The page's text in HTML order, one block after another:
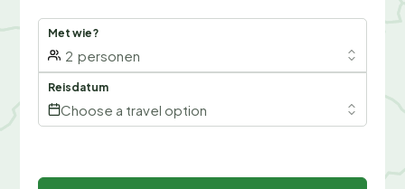
Met wie?
2 personen
Reisdatum
Choose a travel option